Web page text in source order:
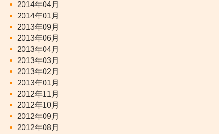
2014年04月
2014年01月
2013年09月
2013年06月
2013年04月
2013年03月
2013年02月
2013年01月
2012年11月
2012年10月
2012年09月
2012年08月